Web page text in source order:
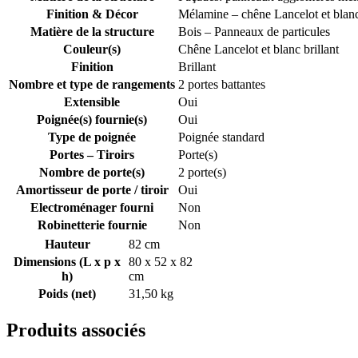
Finition & Décor
Mélamine – chêne Lancelot et
Matière de la structure
Bois – Panneaux de particules
Couleur(s)
Chêne Lancelot et blanc brillant
Finition
Brillant
Nombre et type de rangements 2 portes battantes
Extensible
Oui
Poignée(s) fournie(s)
Oui
Type de poignée
Poignée standard
Portes – Tiroirs
Porte(s)
Nombre de porte(s)
2 porte(s)
Amortisseur de porte / tiroir
Oui
Electroménager fourni
Non
Robinetterie fournie
Non
Hauteur
82 cm
Dimensions (L x p x
h)
80 x 52 x 82
cm
Poids (net)
31,50 kg
Produits associés